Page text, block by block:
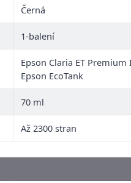
Černá
1-balení
Epson Claria ET Premium
Epson EcoTank
70 ml
Až 2300 stran